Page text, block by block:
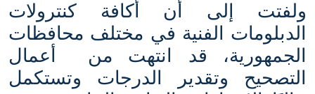
ولفتت إلى أن أكافة كنترولات
الدبلومات الفنية في مختلف محافظات
الجمهورية، قد انتهت من
أعمال
التصحيح وتقدير الدرجات وتستكمل